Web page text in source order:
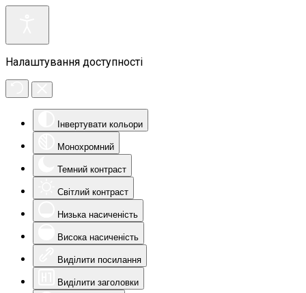
Налаштування доступності
Інвертувати кольори
Монохромний
Темний контраст
Світлий контраст
Низька насиченість
Висока насиченість
Виділити посилання
Виділити заголовки